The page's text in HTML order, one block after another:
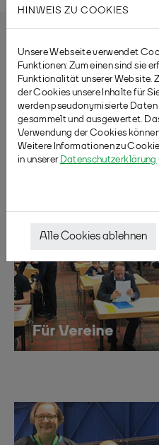
HINWEIS ZU COOKIES
Unsere Webseite verwendet
Funktionen: Zum einen sind sie
Funktionalität unserer Website.
der Cookies unsere Inhalte für
werden pseudonymisierte
gesammelt und ausgewertet.
Verwendung der Cookies
Weitere Informationen zu
in unserer Datenschutzerklärung
Alle Cookies ablehnen